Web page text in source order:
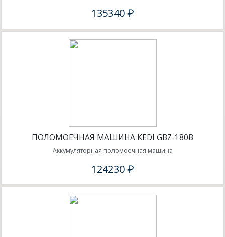
135340 ₽
ПОЛОМОЕЧНАЯ МАШИНА KEDI GBZ-180B
Аккумуляторная поломоечная машина
124230 ₽